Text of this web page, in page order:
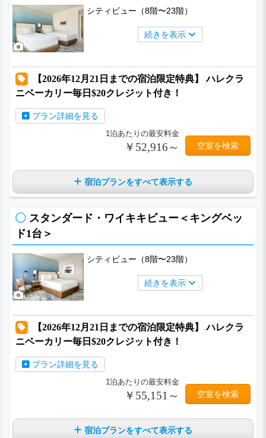
シティビュー（8階〜23階）
続きを表示
【2026年12月21日までの宿泊限定特典】 ハレクラ
ニベーカリー毎日$20クレジット付き！
プラン詳細を見る
1泊あたりの最安料金
￥52,916～ 空室を検索
宿泊プランをすべて表示する
スタンダード・ワイキキビュー＜キングベッ
ド1台＞
シティビュー（8階〜23階）
続きを表示
【2026年12月21日までの宿泊限定特典】 ハレクラ
ニベーカリー毎日$20クレジット付き！
プラン詳細を見る
1泊あたりの最安料金
￥55,151～ 空室を検索
宿泊プランをすべて表示する